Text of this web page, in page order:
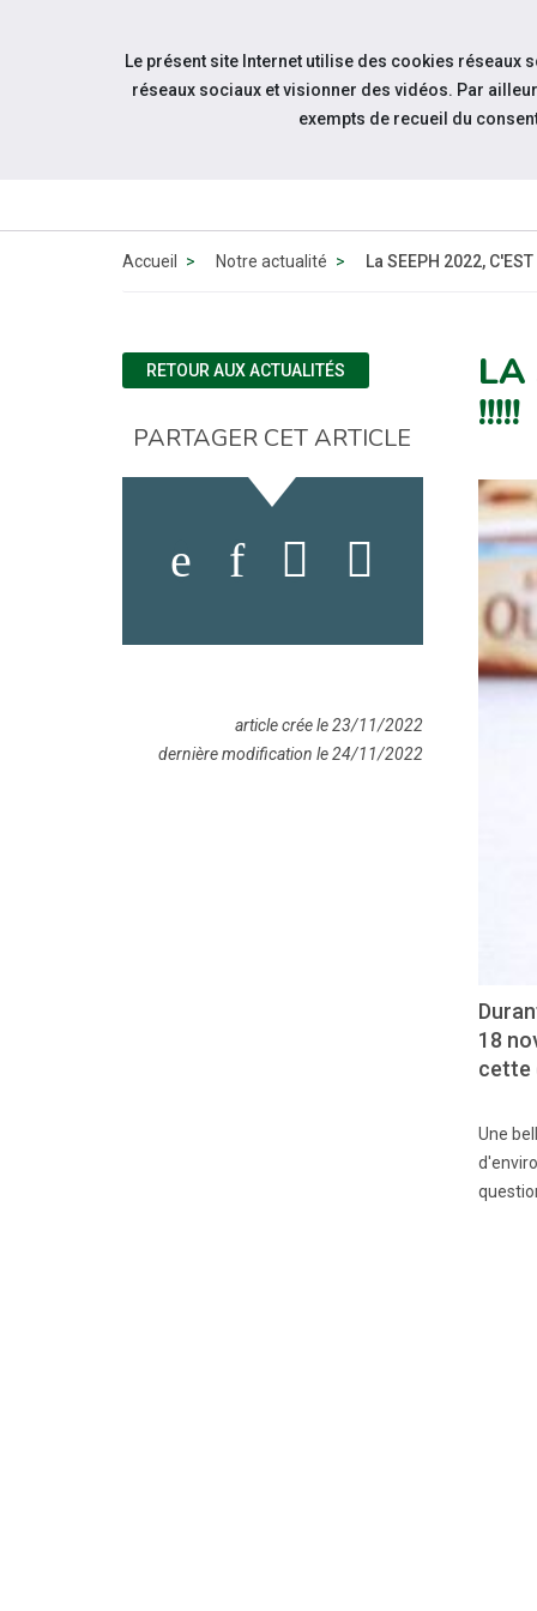
Aller au contenu
Accueil Notre actualité La SEEPH 2022,
LA
!!!!!
18
cette
Une
RETOUR AUX ACTUALITÉS
PARTAGER CET ARTICLE
article crée le 23/11/2022
dernière modification le 24/11/2022
Le présent site Internet utilise des cookies réseaux
réseaux sociaux et visionner des vidéos. Par
exempts de recueil du